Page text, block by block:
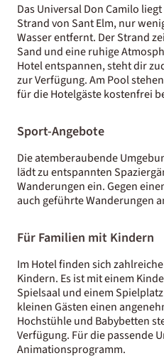
Das Universal Don Camilo
Strand von Sant Elm, nur
Wasser entfernt. Der Strand
Sand und eine ruhige
Hotel entspannen, steht dir
zur Verfügung. Am Pool
für die Hotelgäste kostenfrei
Sport-Angebote
Die atemberaubende
lädt zu entspannten
Wanderungen ein. Gegen
auch geführte Wanderungen
Für Familien mit Kindern
Im Hotel finden sich
Kindern. Es ist mit einem
Spielsaal und einem
kleinen Gästen einen
Hochstühle und Babybetten
Verfügung. Für die passende
Animationsprogramm.